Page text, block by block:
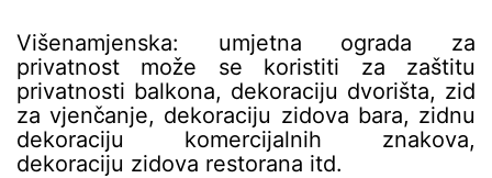
Višenamjenska: umjetna ograda za
privatnost može se koristiti za zaštitu
privatnosti balkona, dekoraciju dvorišta, zid
za vjenčanje, dekoraciju zidova bara, zidnu
dekoraciju komercijalnih znakova,
dekoraciju zidova restorana itd.